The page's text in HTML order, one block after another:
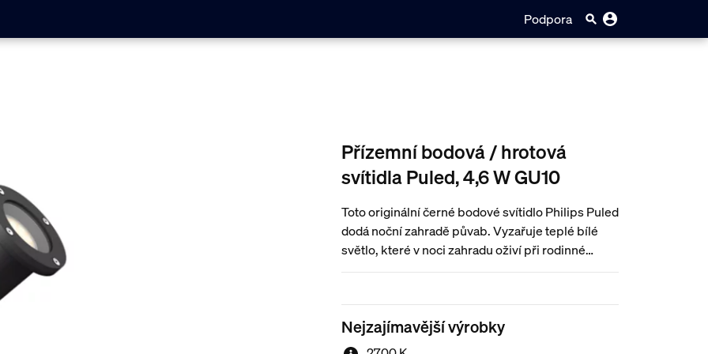
Podpora
Přízemní bodová / hrotová
svítidla Puled, 4,6 W GU10
Toto originální černé bodové svítidlo Philips Puled
dodá noční zahradě půvab. Vyzařuje teplé bílé
světlo, které v noci zahradu oživí při rodinné
večeři nebo venkovním setkání.
Nejzajímavější výrobky